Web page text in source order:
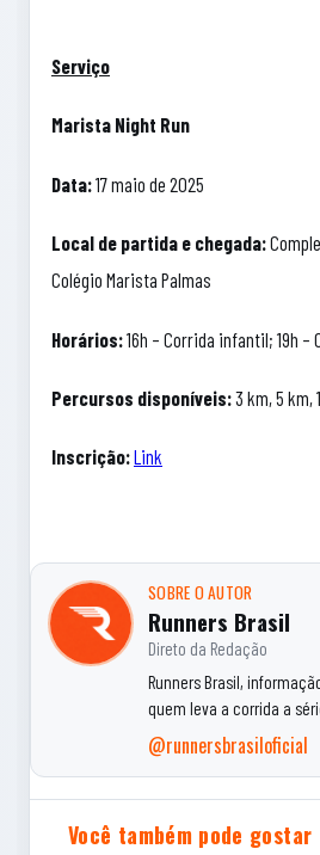
Serviço
Marista Night Run
Data:17 maio de 2025
Local de partida e chegada:
Colégio Marista Palmas
Horários:16h – Corrida infantil; 19h
Percursos disponíveis:3 km, 5 km,
Inscrição:Link
SOBRE O AUTOR
Runners Brasil
Direto da Redação
Runners Brasil,
quem leva a corrida a
@runnersbrasiloficial
Você também pode gostar